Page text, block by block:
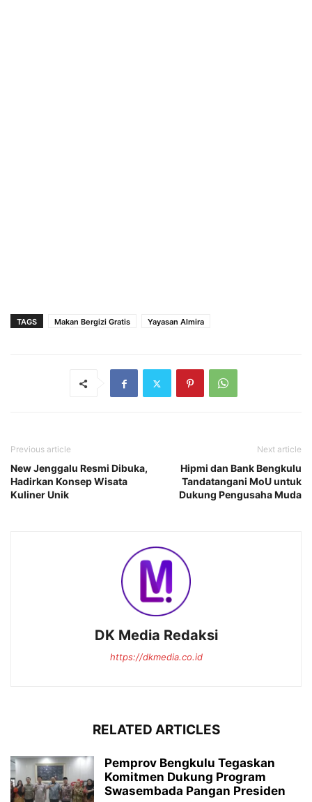
TAGS Makan Bergizi Gratis Yayasan Almira
Previous article
New Jenggalu Resmi Dibuka,
Hadirkan Konsep Wisata
Kuliner Unik
Next article
Hipmi dan Bank Bengkulu
Tandatangani MoU untuk
Dukung Pengusaha Muda
DK Media Redaksi
https://dkmedia.co.id
RELATED ARTICLES
Pemprov Bengkulu Tegaskan
Komitmen Dukung Program
Swasembada Pangan Presiden